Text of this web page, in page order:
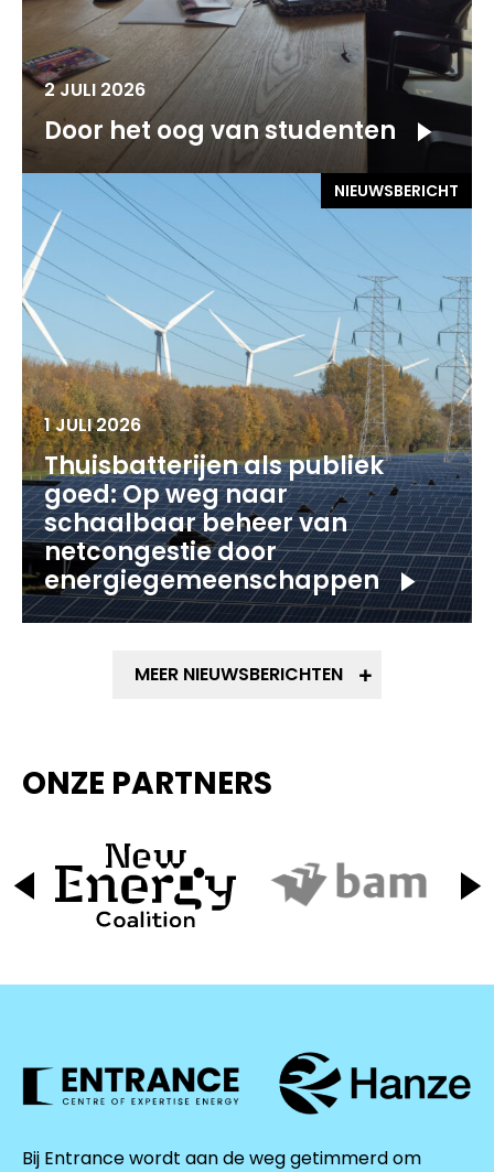
2 JULI 2026
Door het oog van studenten
NIEUWSBERICHT
1 JULI 2026
Thuisbatterijen als publiek
goed: Op weg naar
schaalbaar beheer van
netcongestie door
energiegemeenschappen
MEER NIEUWSBERICHTEN
ONZE PARTNERS
Bij Entrance wordt aan de weg getimmerd om